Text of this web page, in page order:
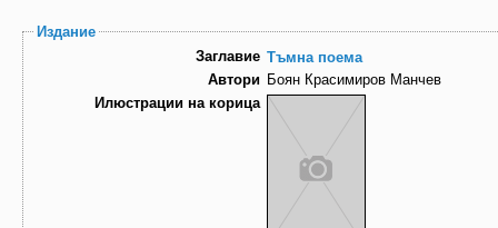
Издание
Заглавие Тъмна поема
Автори Боян Красимиров Манчев
Илюстрации на корица